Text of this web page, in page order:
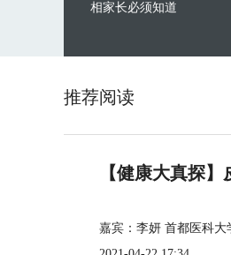
相家长必须知道
推荐阅读
【健康大真探
嘉宾：李妍 首都医科